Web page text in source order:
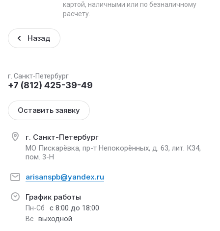
картой, наличными или по безналичному
расчету.
Назад
г. Санкт-Петербург
+7 (812) 425-39-49
Оставить заявку
г. Санкт-Петербург
МО Пискарёвка, пр-т Непокорённых, д. 63, лит. К34,
пом. 3-Н
arisanspb@yandex.ru
График работы
Пн-Сб с 8:00 до 18:00
Вс выходной